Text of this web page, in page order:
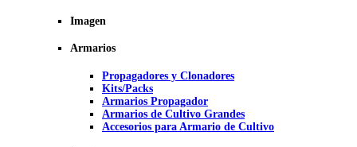
Papel Reflectante para Cultivo de
Imagen
Armarios
Propagadores y Clonadores
Kits/Packs
Armarios Propagador
Armarios de Cultivo Grandes
Accesorios para Armario de Cultivo